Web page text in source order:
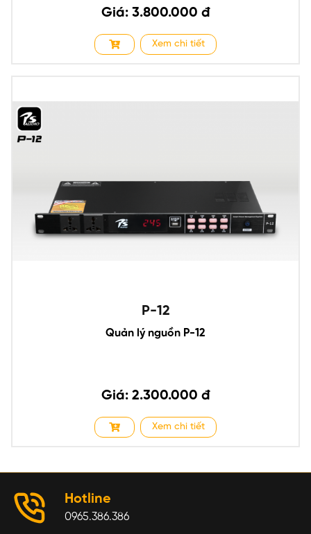
Giá: 3.800.000 đ
Xem chi tiết
P-12
Quản lý nguồn P-12
Giá: 2.300.000 đ
Xem chi tiết
Hotline
0965.386.386